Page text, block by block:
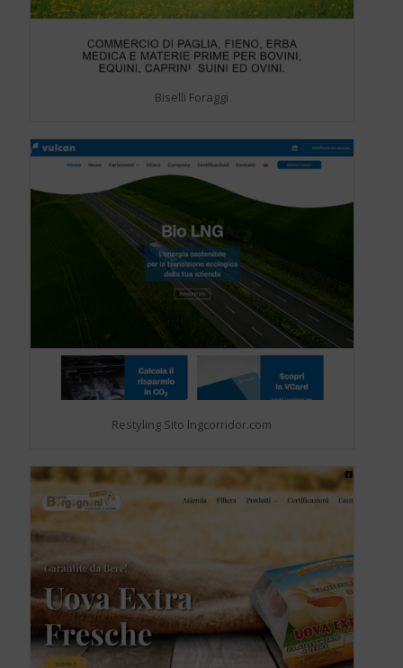
Biselli Foraggi
Restyling Sito lngcorridor.com